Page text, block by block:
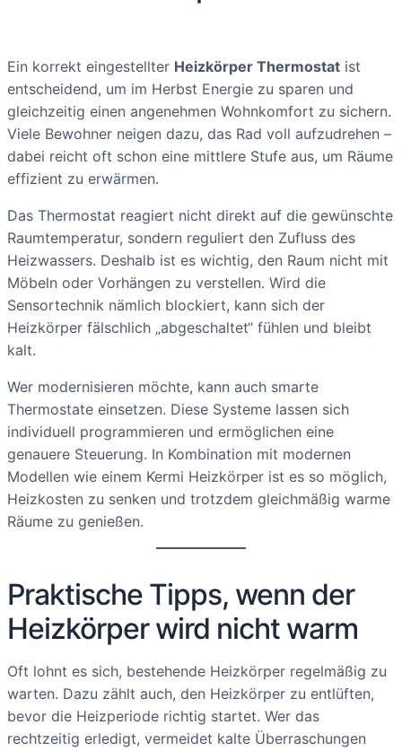
Ein korrekt eingestellter Heizkörper Thermostat ist
entscheidend, um im Herbst Energie zu sparen und
gleichzeitig einen angenehmen Wohnkomfort zu sichern.
Viele Bewohner neigen dazu, das Rad voll aufzudrehen –
dabei reicht oft schon eine mittlere Stufe aus, um Räume
effizient zu erwärmen.
Das Thermostat reagiert nicht direkt auf die gewünschte
Raumtemperatur, sondern reguliert den Zufluss des
Heizwassers. Deshalb ist es wichtig, den Raum nicht mit
Möbeln oder Vorhängen zu verstellen. Wird die
Sensortechnik nämlich blockiert, kann sich der
Heizkörper fälschlich „abgeschaltet“ fühlen und bleibt
kalt.
Wer modernisieren möchte, kann auch smarte
Thermostate einsetzen. Diese Systeme lassen sich
individuell programmieren und ermöglichen eine
genauere Steuerung. In Kombination mit modernen
Modellen wie einem Kermi Heizkörper ist es so möglich,
Heizkosten zu senken und trotzdem gleichmäßig warme
Räume zu genießen.
Praktische Tipps, wenn der
Heizkörper wird nicht warm
Oft lohnt es sich, bestehende Heizkörper regelmäßig zu
warten. Dazu zählt auch, den Heizkörper zu entlüften,
bevor die Heizperiode richtig startet. Wer das
rechtzeitig erledigt, vermeidet kalte Überraschungen